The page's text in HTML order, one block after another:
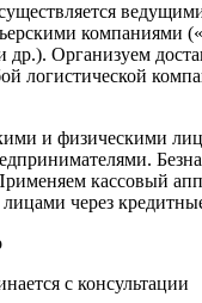
компаниями
Организуем
логистической
и физическими
кассовый
через
с консультации